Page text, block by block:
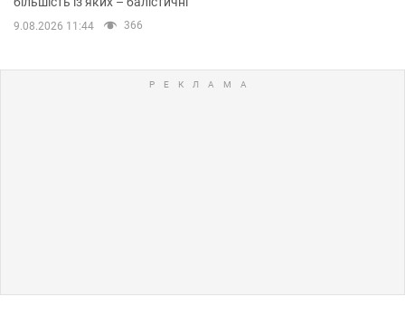
9.08.2026 11:44 366